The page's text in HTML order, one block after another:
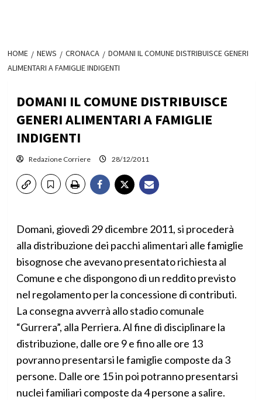
HOME NEWS CRONACA
DOMANI IL COMUNE DISTRIBUISCE GENERI
ALIMENTARI A FAMIGLIE INDIGENTI
DOMANI IL COMUNE DISTRIBUISCE
GENERI ALIMENTARI A FAMIGLIE
INDIGENTI
Redazione Corriere 28/12/2011
Domani, giovedì 29 dicembre 2011, si procederà
alla distribuzione dei pacchi alimentari alle famiglie
bisognose che avevano presentato richiesta al
Comune e che dispongono di un reddito previsto
nel regolamento per la concessione di contributi.
La consegna avverrà allo stadio comunale
“Gurrera”, alla Perriera. Al fine di disciplinare la
distribuzione, dalle ore 9 e fino alle ore 13
povranno presentarsi le famiglie composte da 3
persone. Dalle ore 15 in poi potranno presentarsi
nuclei familiari composte da 4 persone a salire.